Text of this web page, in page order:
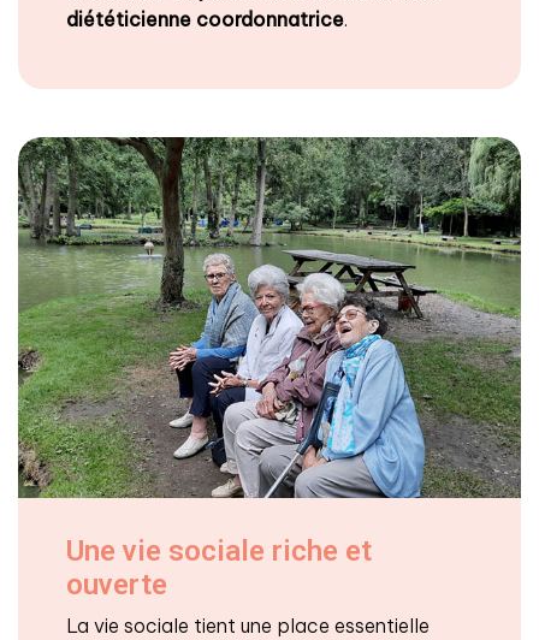
diététicienne coordonnatrice.
Une vie sociale riche et
ouverte
La vie sociale tient une place essentielle